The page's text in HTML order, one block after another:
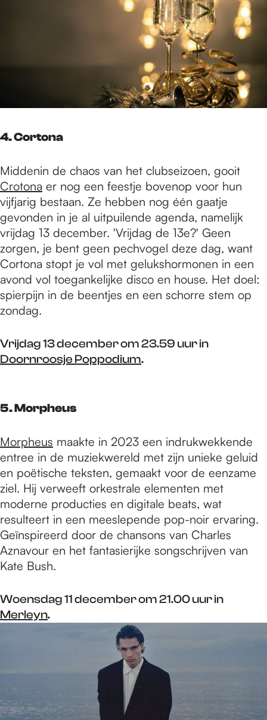
4. Cortona
Middenin de chaos van het clubseizoen, gooit
Crotona er nog een feestje bovenop voor hun
vijfjarig bestaan. Ze hebben nog één gaatje
gevonden in je al uitpuilende agenda, namelijk
vrijdag 13 december. 'Vrijdag de 13e?' Geen
zorgen, je bent geen pechvogel deze dag, want
Cortona stopt je vol met gelukshormonen in een
avond vol toegankelijke disco en house. Het doel:
spierpijn in de beentjes en een schorre stem op
zondag.
Vrijdag 13 december om 23.59 uur in
Doornroosje Poppodium.
5. Morpheus
Morpheus maakte in 2023 een indrukwekkende
entree in de muziekwereld met zijn unieke geluid
en poëtische teksten, gemaakt voor de eenzame
ziel. Hij verweeft orkestrale elementen met
moderne producties en digitale beats, wat
resulteert in een meeslepende pop-noir ervaring.
Geïnspireerd door de chansons van Charles
Aznavour en het fantasierijke songschrijven van
Kate Bush.
Woensdag 11 december om 21.00 uur in
Merleyn.